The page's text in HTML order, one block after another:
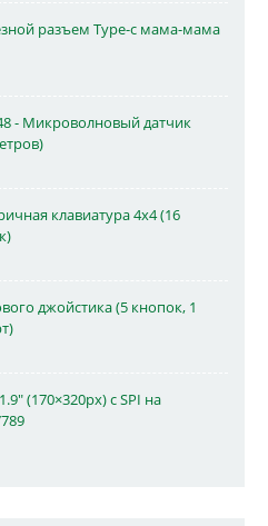
разъем Type-c мама-мама
- Микроволновый датчик
клавиатура 4x4 (16
джойстика (5 кнопок, 1
(170×320px) с SPI на